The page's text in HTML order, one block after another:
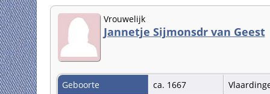
Vrouwelijk
Jannetje Sijmonsdr van Geest
Geboorte ca. 1667